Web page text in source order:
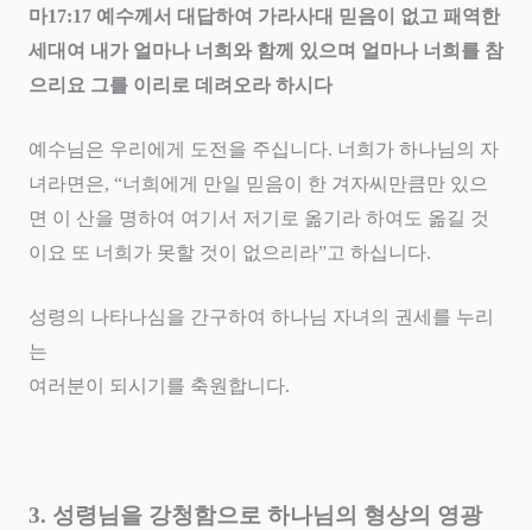
마17:17 예수께서 대답하여 가라사대 믿음이 없고 패역한
세대여 내가 얼마나 너희와 함께 있으며 얼마나 너희를 참
으리요 그를 이리로 데려오라 하시다
예수님은 우리에게 도전을 주십니다. 너희가 하나님의 자
녀라면은, “너희에게 만일 믿음이 한 겨자씨만큼만 있으
면 이 산을 명하여 여기서 저기로 옮기라 하여도 옮길 것
이요 또 너희가 못할 것이 없으리라”고 하십니다.
성령의 나타나심을 간구하여 하나님 자녀의 권세를 누리
는
여러분이 되시기를 축원합니다.
3. 성령님을 강청함으로 하나님의 형상의 영광